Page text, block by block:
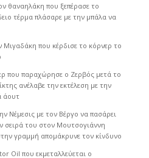
θαναηλάκη που ξεπέρασε το
τέρμα πλάσαρε με την μπάλα να
που κέρδισε το κόρνερ το
που παραχώρησε ο Ζερβός μετά το
ανέλαβε την εκτέλεση με την
άουτ
Νέμεσις με τον Βέργο να πασάρει
σειρά του στον Μουτσογιάννη
γραμμή απομάκρυνε τον κίνδυνο
Oil που εκμεταλλεύεται ο